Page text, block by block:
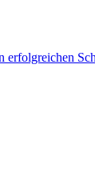
erfolgreichen